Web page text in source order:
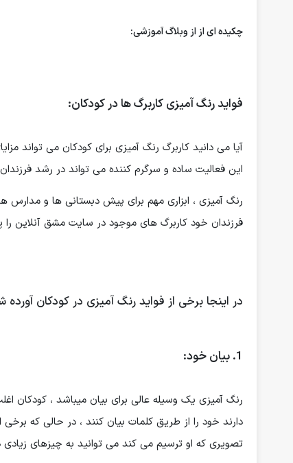
چکیده ای از از وبلاگ آموزشی:
فواید رنگ آمیزی کاربرگ ها در کودکان:
آیا می دانید کاربرگ رنگ آمیزی برای کودکان می تواند
این فعالیت ساده و سرگرم کننده می تواند در رشد
رنگ آمیزی ، ابزاری مهم برای پیش دبستانی ها و
فرزندان خود کاربرگ های موجود در سایت مشق آنلاین را
در اینجا برخی از فواید رنگ آمیزی در کودکان
1. بیان خود:
رنگ آمیزی یک وسیله عالی برای بیان میباشد ،
دارند خود را از طریق کلمات بیان کنند ، در حالی که
تصویری که او ترسیم می کند می توانید به چیزهای